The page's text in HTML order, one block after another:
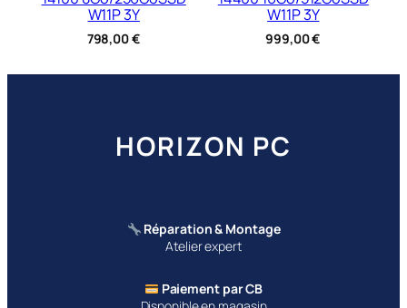
W11P 3Y
798,00€
W11P 3Y
999,00€
HORIZON PC
Réparation & Montage
Atelier expert
Paiement par CB